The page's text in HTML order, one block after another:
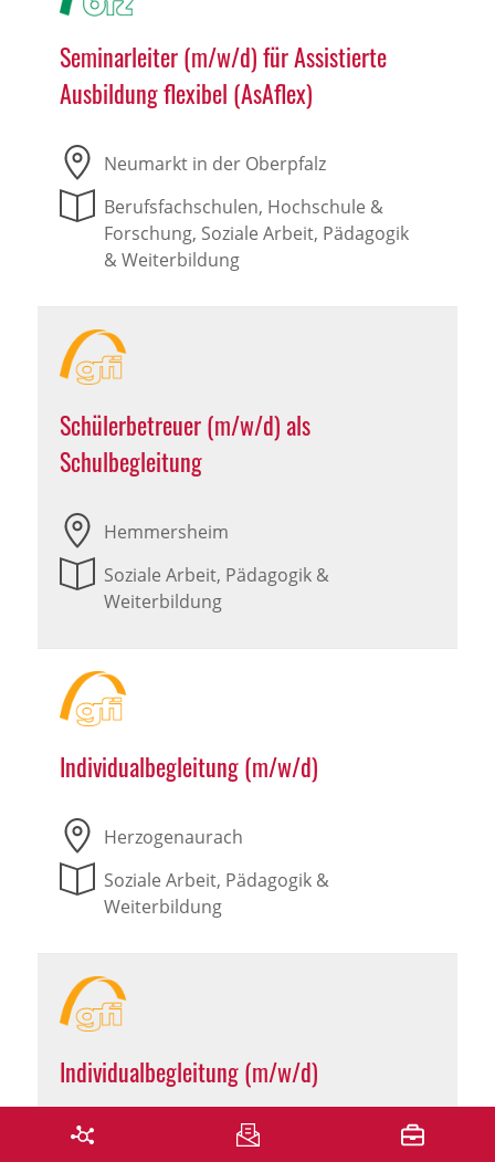
Seminarleiter (m/w/d) für Assistierte
Ausbildung flexibel (AsAflex)
Neumarkt in der Oberpfalz
Berufsfachschulen, Hochschule &
Forschung, Soziale Arbeit, Pädagogik
& Weiterbildung
Schülerbetreuer (m/w/d) als
Schulbegleitung
Hemmersheim
Soziale Arbeit, Pädagogik &
Weiterbildung
Individualbegleitung (m/w/d)
Herzogenaurach
Soziale Arbeit, Pädagogik &
Weiterbildung
Individualbegleitung (m/w/d)